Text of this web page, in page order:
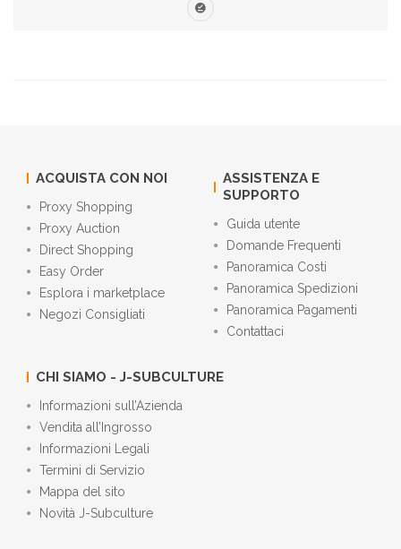
ACQUISTA CON NOI
Proxy Shopping
Proxy Auction
Direct Shopping
Easy Order
Esplora i marketplace
Negozi Consigliati
ASSISTENZA E
SUPPORTO
Guida utente
Domande Frequenti
Panoramica Costi
Panoramica Spedizioni
Panoramica Pagamenti
Contattaci
CHI SIAMO - J-SUBCULTURE
Informazioni sull’Azienda
Vendita all’Ingrosso
Informazioni Legali
Termini di Servizio
Mappa del sito
Novità J-Subculture